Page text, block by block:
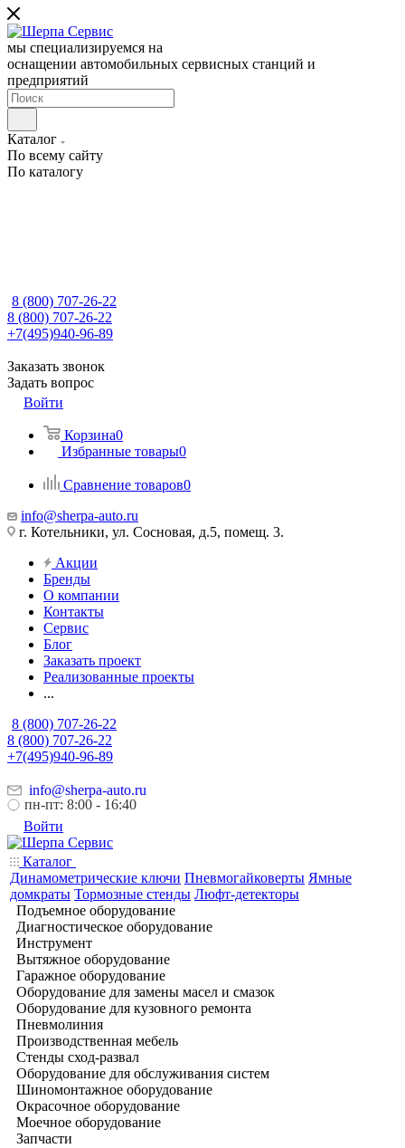
мы специализируемся на
оснащении автомобильных сервисных станций и
предприятий
Каталог
По всему сайту
По каталогу
8 (800) 707-26-22
8 (800) 707-26-22
+7(495)940-96-89
Заказать звонок
Задать вопрос
Войти
Корзина0
Избранные товары0
Сравнение товаров0
info@sherpa-auto.ru
г. Котельники, ул. Сосновая, д.5, помещ. 3.
Акции
Бренды
О компании
Контакты
Сервис
Блог
Заказать проект
Реализованные проекты
...
8 (800) 707-26-22
8 (800) 707-26-22
+7(495)940-96-89
info@sherpa-auto.ru
пн-пт: 8:00 - 16:40
Войти
Каталог
Динамометрические ключи Пневмогайковерты Ямные
домкраты Тормозные стенды Люфт-детекторы
Подъемное оборудование
Диагностическое оборудование
Инструмент
Вытяжное оборудование
Гаражное оборудование
Оборудование для замены масел и смазок
Оборудование для кузовного ремонта
Пневмолиния
Производственная мебель
Стенды сход-развал
Оборудование для обслуживания систем
Шиномонтажное оборудование
Окрасочное оборудование
Моечное оборудование
Запчасти